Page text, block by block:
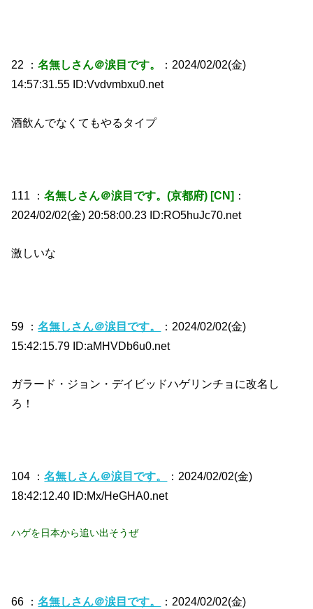
22 ：名無しさん＠涙目です。
：2024/02/02(金)
14:57:31.55 ID:Vvdvmbxu0.net
酒飲んでなくてもやるタイプ
111 ：名無しさん＠涙目です。(京都府) [CN] ：
2024/02/02(金) 20:58:00.23 ID:RO5huJc70.net
激しいな
59 ：名無しさん＠涙目です。
：2024/02/02(金)
15:42:15.79 ID:aMHVDb6u0.net
ガラード・ジョン・デイビッドハゲリンチョに改名し
ろ！
104 ：名無しさん＠涙目です。
：2024/02/02(金)
18:42:12.40 ID:Mx/HeGHA0.net
ハゲを日本から追い出そうぜ
66 ：名無しさん＠涙目です。
：2024/02/02(金)